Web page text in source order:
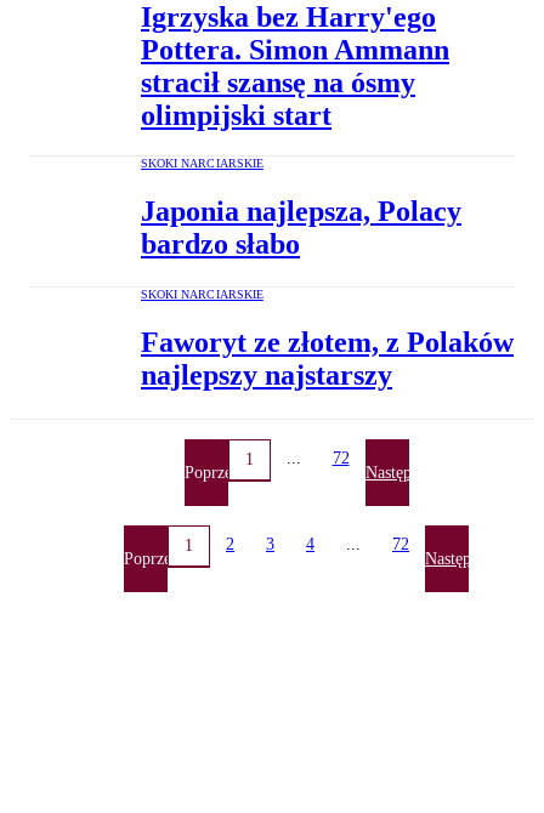
Igrzyska bez Harry'ego
Pottera. Simon Ammann
stracił szansę na ósmy
olimpijski start
SKOKI NARCIARSKIE
Japonia najlepsza, Polacy
bardzo słabo
SKOKI NARCIARSKIE
Faworyt ze złotem, z Polaków
najlepszy najstarszy
Poprzednia
1 ... 72
Następna
Poprzednia
1 2 3 4 ... 72
Następna